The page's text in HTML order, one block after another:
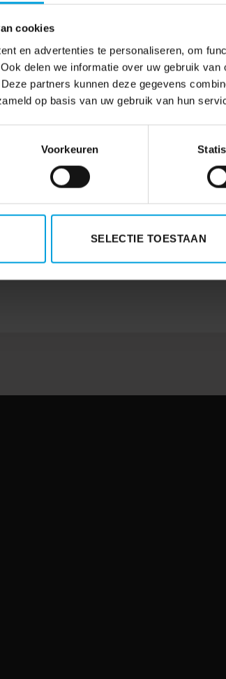
cookies
en advertenties te personaliseren, om
delen we informatie over uw gebruik
partners kunnen deze gegevens
op basis van uw gebruik van hun
Voorkeuren
SELECTIE TOESTAAN
U kunt dan ook snel weer verder met
als u het deksel sluit op het moment
voor ‘Geen actie ondernemen’.
Let op juiste